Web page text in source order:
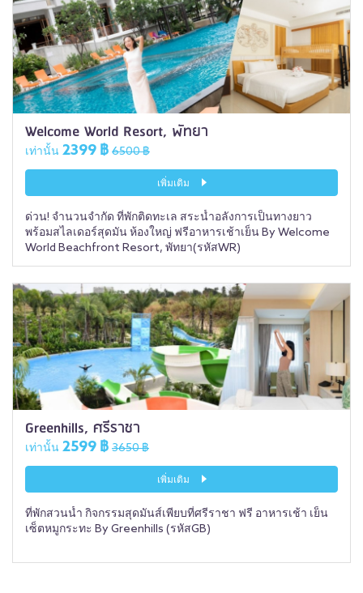
Welcome World Resort, พัทยา
เท่านั้น 2399 ฿ 6500 ฿
เพิ่มเติม
ด่วน! จำนวนจำกัด ที่พักติดทะเล สระน้ำอลังการเป็นทางยาว
พร้อมสไลเดอร์สุดมัน ห้องใหญ่ ฟรีอาหารเช้าเย็น By Welcome
World Beachfront Resort, พัทยา(รหัสWR)
Greenhills, ศรีราชา
เท่านั้น 2599 ฿ 3650 ฿
เพิ่มเติม
ที่พักสวนน้ำ กิจกรรมสุดมันส์เพียบที่ศรีราชา ฟรี อาหารเช้า เย็น
เซ็ตหมูกระทะ By Greenhills (รหัสGB)